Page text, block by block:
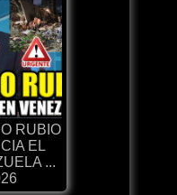
RUBIO
EL
...